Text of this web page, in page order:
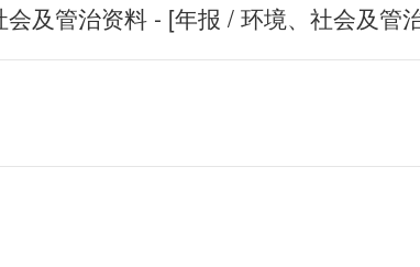
会及管治资料 - [年报 / 环境、社会及管